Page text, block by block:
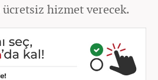
hizmet verecek.